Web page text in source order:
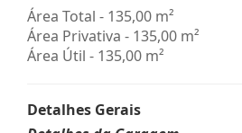
Área Total - 135,00 m²
Área Privativa - 135,00 m²
Área Útil - 135,00 m²
Detalhes Gerais